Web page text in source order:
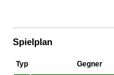
Spielplan
Typ
Gegner